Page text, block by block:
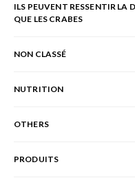
ILS PEUVENT RESSENTIR LA
QUE LES CRABES
NON CLASSÉ
NUTRITION
OTHERS
PRODUITS